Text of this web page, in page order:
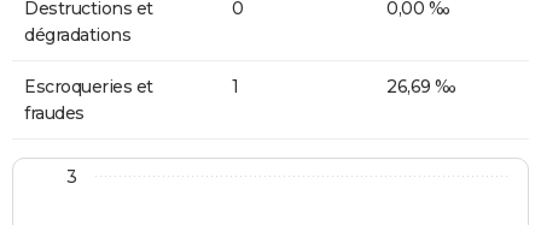
Destructions et
dégradations
0 0,00 ‰
Escroqueries et
fraudes
1 26,69 ‰
3